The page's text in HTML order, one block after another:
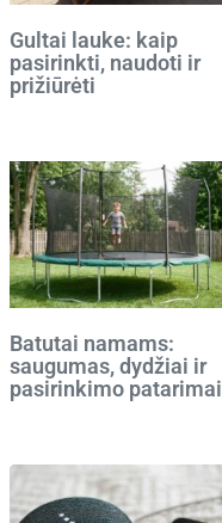
Gultai lauke: kaip
pasirinkti, naudoti ir
prižiūrėti
Batutai namams:
saugumas, dydžiai ir
pasirinkimo patarimai